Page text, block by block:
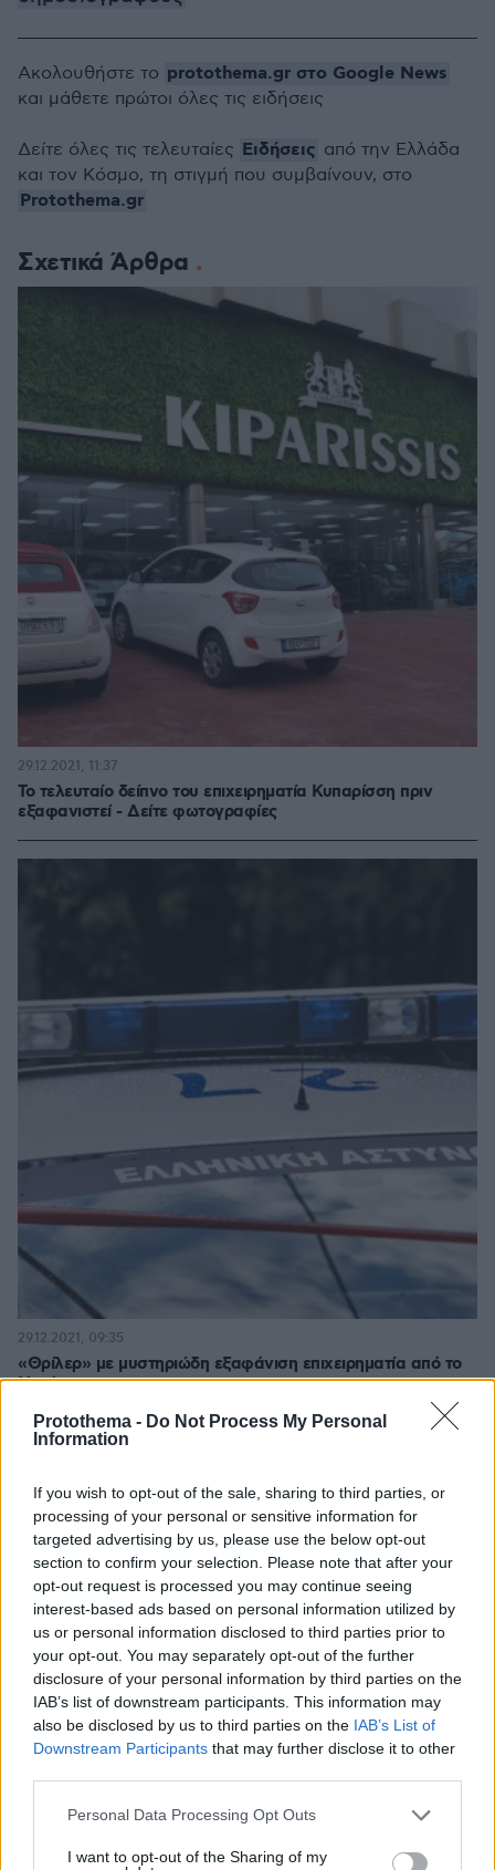
Protothema - Do Not Process My Personal
Information
If you wish to opt-out of the sale, sharing to third parties, or
processing of your personal or sensitive information for
targeted advertising by us, please use the below opt-out
section to confirm your selection. Please note that after your
opt-out request is processed you may continue seeing
interest-based ads based on personal information utilized by
us or personal information disclosed to third parties prior to
your opt-out. You may separately opt-out of the further
disclosure of your personal information by third parties on the
IAB’s list of downstream participants. This information may
also be disclosed by us to third parties on the IAB’s List of
Downstream Participants that may further disclose it to other
Please note that this website/app uses one or more Google
not limited to your visit or usage behaviour. You may click to
Personal Data Processing Opt Outs
I want to opt-out of the Sharing of my
Σχετικά Άρθρα
Το τελευταίο δείπνο του επιχειρηματία Κυπαρίσση πριν
εξαφανιστεί - Δείτε φωτογραφίες
29.12.2021, 11:37
«Θρίλερ» με μυστηριώδη εξαφάνιση επιχειρηματία από το
Ντράφι
29.12.2021, 09:35
Thema Insights
Ακολουθήστε το protothema.gr στο Google News
και μάθετε πρώτοι όλες τις ειδήσεις
Δείτε όλες τις τελευταίες Ειδήσεις από την Ελλάδα
και τον Κόσμο, τη στιγμή που συμβαίνουν, στο
Protothema.gr